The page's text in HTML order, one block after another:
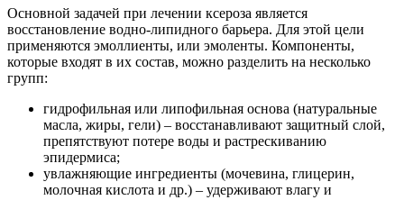
Основной задачей при лечении ксероза является
восстановление водно-липидного барьера. Для этой цели
применяются эмоллиенты, или эмоленты. Компоненты,
которые входят в их состав, можно разделить на несколько
групп:
гидрофильная или липофильная основа (натуральные
масла, жиры, гели) – восстанавливают защитный слой,
препятствуют потере воды и растрескиванию
эпидермиса;
увлажняющие ингредиенты (мочевина, глицерин,
молочная кислота и др.) – удерживают влагу и